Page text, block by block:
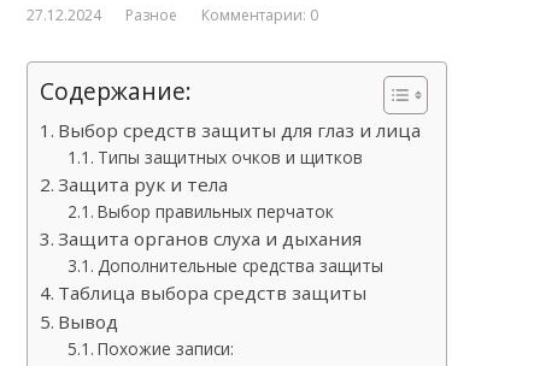
27.12.2024 Разное Комментарии: 0
Содержание:
Выбор средств защиты для глаз и лица
Типы защитных очков и щитков
Защита рук и тела
Выбор правильных перчаток
Защита органов слуха и дыхания
Дополнительные средства защиты
Таблица выбора средств защиты
Вывод
Похожие записи: